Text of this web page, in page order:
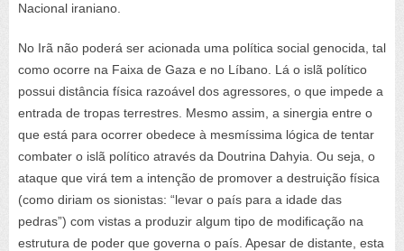
Nacional iraniano.
No Irã não poderá ser acionada uma política social genocida, tal
como ocorre na Faixa de Gaza e no Líbano. Lá o islã político
possui distância física razoável dos agressores, o que impede a
entrada de tropas terrestres. Mesmo assim, a sinergia entre o
que está para ocorrer obedece à mesmíssima lógica de tentar
combater o islã político através da Doutrina Dahyia. Ou seja, o
ataque que virá tem a intenção de promover a destruição física
(como diriam os sionistas: “levar o país para a idade das
pedras”) com vistas a produzir algum tipo de modificação na
estrutura de poder que governa o país. Apesar de distante, esta